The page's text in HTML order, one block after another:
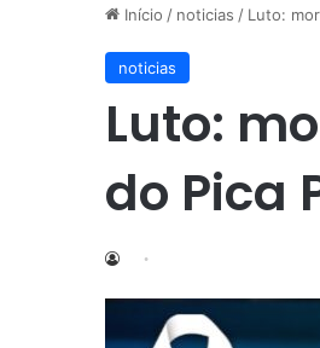
Início / noticias / Luto:
noticias
Luto:
do Pica